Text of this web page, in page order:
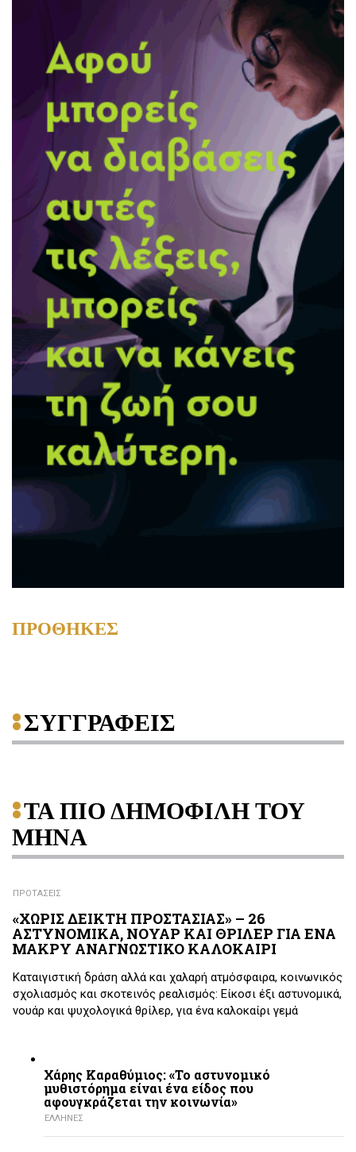
ΠΡΟΘΗΚΕΣ
ΣΥΓΓΡΑΦΕΙΣ
ΤΑ ΠΙΟ ΔΗΜΟΦΙΛΗ ΤΟΥ
ΜΗΝΑ
ΠΡΟΤΑΣΕΙΣ
«ΧΩΡΙΣ ΔΕΙΚΤΗ ΠΡΟΣΤΑΣΙΑΣ» – 26
ΑΣΤΥΝΟΜΙΚΑ, ΝΟΥΑΡ ΚΑΙ ΘΡΙΛΕΡ ΓΙΑ ΕΝΑ
ΜΑΚΡΥ ΑΝΑΓΝΩΣΤΙΚΟ ΚΑΛΟΚΑΙΡΙ
Καταιγιστική δράση αλλά και χαλαρή ατμόσφαιρα, κοινωνικός
σχολιασμός και σκοτεινός ρεαλισμός: Είκοσι έξι αστυνομικά,
νουάρ και ψυχολογικά θρίλερ, για ένα καλοκαίρι γεμά
Χάρης Καραθύμιος: «Το αστυνομικό
μυθιστόρημα είναι ένα είδος που
αφουγκράζεται την κοινωνία»
ΕΛΛΗΝΕΣ